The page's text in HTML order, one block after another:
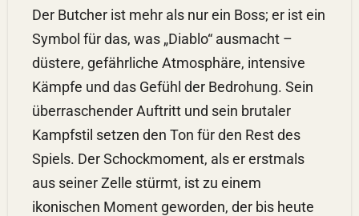
Der Butcher ist mehr als nur ein Boss; er ist ein
Symbol für das, was „Diablo“ ausmacht –
düstere, gefährliche Atmosphäre, intensive
Kämpfe und das Gefühl der Bedrohung. Sein
überraschender Auftritt und sein brutaler
Kampfstil setzen den Ton für den Rest des
Spiels. Der Schockmoment, als er erstmals
aus seiner Zelle stürmt, ist zu einem
ikonischen Moment geworden, der bis heute